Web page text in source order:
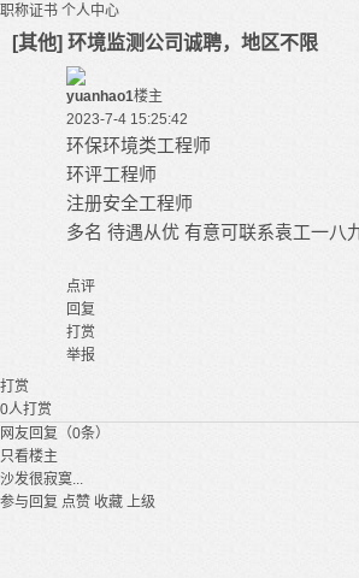
职称证书 个人中心
[其他] 环境监测公司诚聘，地区不限
yuanhao1楼主
2023-7-4 15:25:42
环保环境类工程师
环评工程师
注册安全工程师
多名 待遇从优 有意可联系袁工一八
点评
回复
打赏
举报
打赏
0人打赏
网友回复（0条）
只看楼主
沙发很寂寞...
参与回复 点赞 收藏 上级